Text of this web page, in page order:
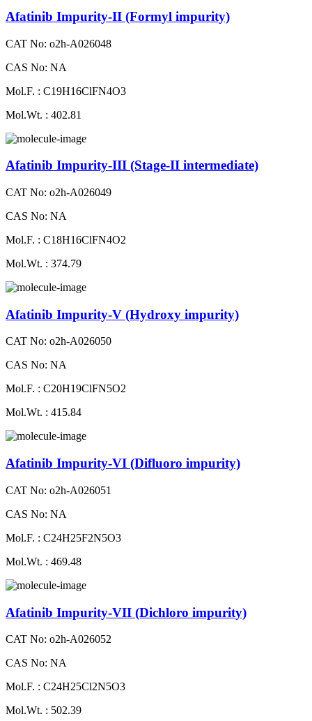
Afatinib Impurity-II (Formyl impurity)
CAT No: o2h-A026048
CAS No: NA
Mol.F. : C19H16ClFN4O3
Mol.Wt. : 402.81
Afatinib Impurity-III (Stage-II intermediate)
CAT No: o2h-A026049
CAS No: NA
Mol.F. : C18H16ClFN4O2
Mol.Wt. : 374.79
Afatinib Impurity-V (Hydroxy impurity)
CAT No: o2h-A026050
CAS No: NA
Mol.F. : C20H19ClFN5O2
Mol.Wt. : 415.84
Afatinib Impurity-VI (Difluoro impurity)
CAT No: o2h-A026051
CAS No: NA
Mol.F. : C24H25F2N5O3
Mol.Wt. : 469.48
Afatinib Impurity-VII (Dichloro impurity)
CAT No: o2h-A026052
CAS No: NA
Mol.F. : C24H25Cl2N5O3
Mol.Wt. : 502.39